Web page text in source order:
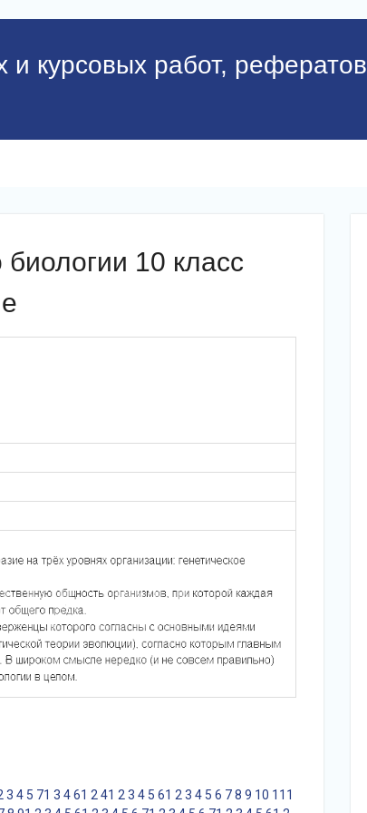
курсовых работ, рефератов
10 класс
3 4 5 71 3 461 2 41 2 3 4 5 61 2 3 4 5 6 78 9 10 11 1